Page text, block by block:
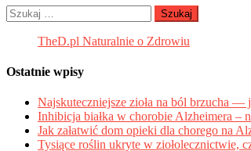
Szukaj:
TheD.pl Naturalnie o Zdrowiu
Ostatnie wpisy
Najskuteczniejsze zioła na ból brzucha —
Inhibicja białka w chorobie Alzheimera –
Jak załatwić dom opieki dla chorego na
Tysiące roślin ukryte w ziołolecznictwie,